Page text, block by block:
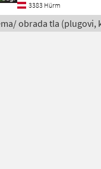
3383 Hürm
obrada tla (plugovi,